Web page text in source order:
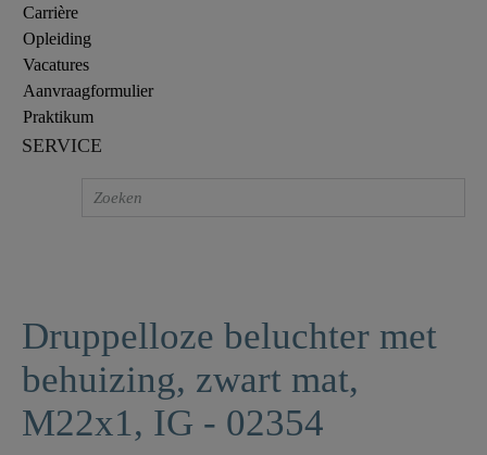
Carrière
Opleiding
Vacatures
Aanvraagformulier
Praktikum
SERVICE
Druppelloze beluchter met
behuizing, zwart mat,
M22x1, IG - 02354